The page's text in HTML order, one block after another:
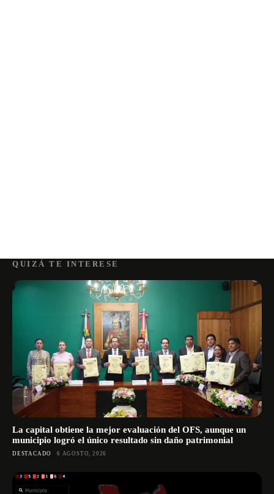
QUIZÁ TE INTERESE
La capital obtiene la mejor evaluación del OFS, aunque un
municipio logró el único resultado sin daño patrimonial
DESTACADO 6 AGOSTO, 2026